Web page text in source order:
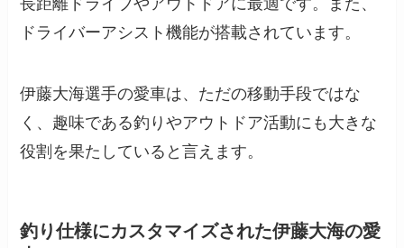
ドライバーアシスト機能が搭載されています。
伊藤大海選手の愛車は、ただの移動手段ではな
く、趣味である釣りやアウトドア活動にも大きな
役割を果たしていると言えます。
釣り仕様にカスタマイズされた伊藤大海の愛